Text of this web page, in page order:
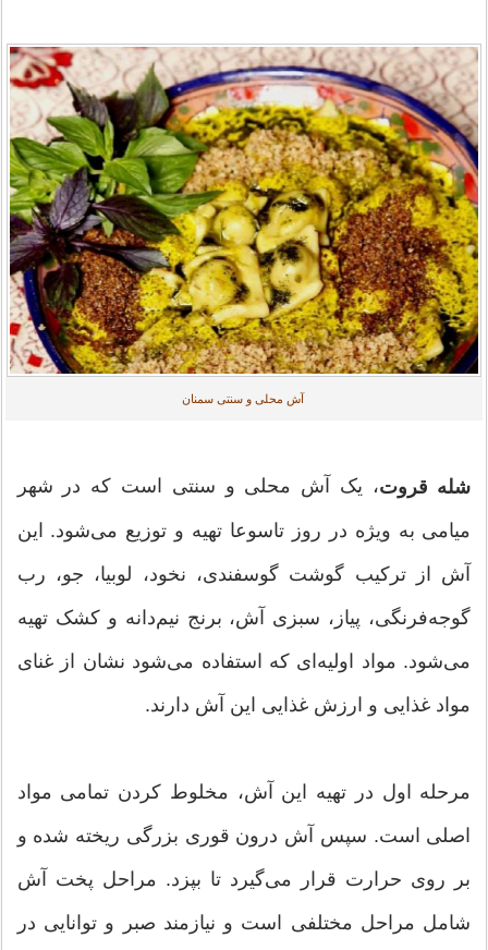
آش محلی و سنتی سمنان
شله قروت، یک آش محلی و سنتی است که در شهر
میامی به ویژه در روز تاسوعا تهیه و توزیع می‌شود. این
آش از ترکیب گوشت گوسفندی، نخود، لوبیا، جو، رب
گوجه‌فرنگی، پیاز، سبزی آش، برنج نیم‌دانه و کشک تهیه
می‌شود. مواد اولیه‌ای که استفاده می‌شود نشان از غنای
مواد غذایی و ارزش غذایی این آش دارند.
مرحله اول در تهیه این آش، مخلوط کردن تمامی مواد
اصلی است. سپس آش درون قوری بزرگی ریخته شده و
بر روی حرارت قرار می‌گیرد تا بپزد. مراحل پخت آش
شامل مراحل مختلفی است و نیازمند صبر و توانایی در